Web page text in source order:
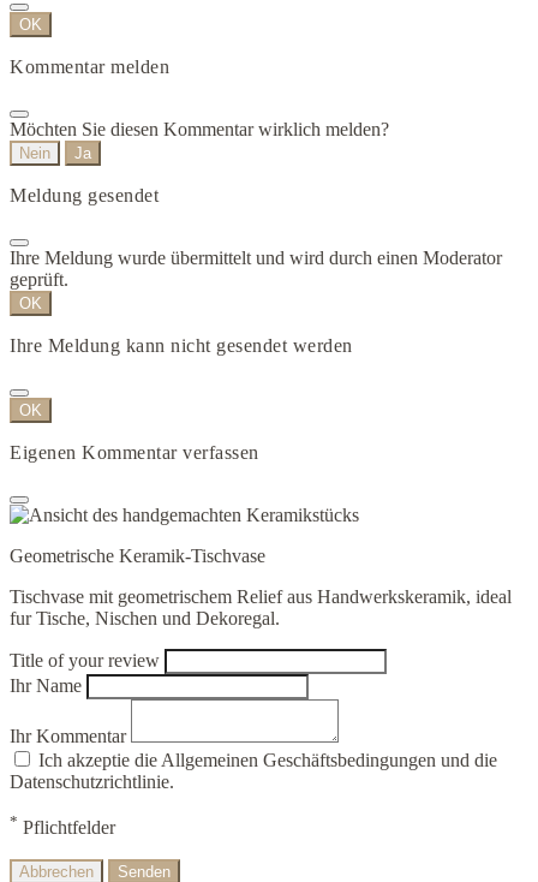
OK
Kommentar melden
Möchten Sie diesen Kommentar wirklich melden?
Nein Ja
Meldung gesendet
Ihre Meldung wurde übermittelt und wird durch einen Moderator
geprüft.
OK
Ihre Meldung kann nicht gesendet werden
OK
Eigenen Kommentar verfassen
Geometrische Keramik-Tischvase
Tischvase mit geometrischem Relief aus Handwerkskeramik, ideal
fur Tische, Nischen und Dekoregal.
Title of your review
Ihr Name
Ihr Kommentar
Ich akzeptie die Allgemeinen Geschäftsbedingungen und die
Datenschutzrichtlinie.
* Pflichtfelder
Abbrechen Senden